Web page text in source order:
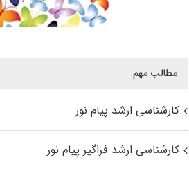
مطالب مهم
کارشناسی ارشد پیام نور
کارشناسی ارشد فراگیر پیام نور